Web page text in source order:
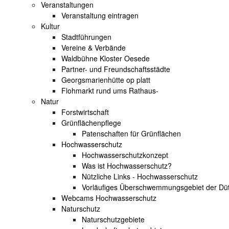
Veranstaltungen
Veranstaltung eintragen
Kultur
Stadtführungen
Vereine & Verbände
Waldbühne Kloster Oesede
Partner- und Freundschaftsstädte
Georgsmarienhütte op platt
Flohmarkt rund ums Rathaus-
Natur
Forstwirtschaft
Grünflächenpflege
Patenschaften für Grünflächen
Hochwasserschutz
Hochwasserschutzkonzept
Was ist Hochwasserschutz?
Nützliche Links - Hochwasserschutz
Vorläufiges Überschwemmungsgebiet der
Webcams Hochwasserschutz
Naturschutz
Naturschutzgebiete